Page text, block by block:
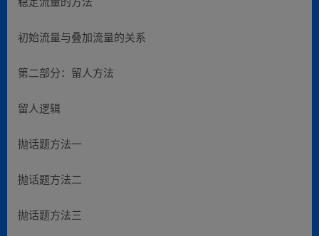
初始流量与叠加流量的关系
第二部分：留人方法
留人逻辑
抛话题方法一
抛话题方法二
抛话题方法三